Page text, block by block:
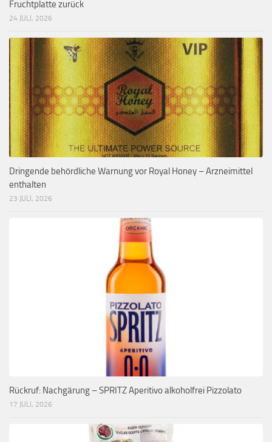
Fruchtplatte zurück
24 JULI, 2026
Dringende behördliche Warnung vor Royal Honey – Arzneimittel
enthalten
23 JULI, 2026
Rückruf: Nachgärung – SPRITZ Aperitivo alkoholfrei Pizzolato
17 JULI, 2026